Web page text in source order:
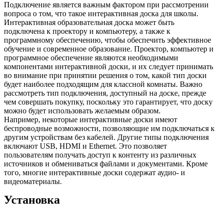
Подключение является важным фактором при рассмотрении
вопроса о том, что такое интерактивная доска для школы.
Интерактивная образовательная доска может быть
подключена к проектору и компьютеру, а также к
программному обеспечению, чтобы обеспечить эффективное
обучение и современное образование. Проектор, компьютер и
программное обеспечение являются необходимыми
компонентами интерактивной доски, и их следует принимать
во внимание при принятии решения о том, какой тип доски
будет наиболее подходящим для классной комнаты. Важно
рассмотреть тип подключения, доступный на доске, прежде
чем совершать покупку, поскольку это гарантирует, что доску
можно будет использовать желаемым образом.
Например, некоторые интерактивные доски имеют
беспроводные возможности, позволяющие им подключаться к
другим устройствам без кабелей. Другие типы подключения
включают USB, HDMI и Ethernet. Это позволяет
пользователям получать доступ к контенту из различных
источников и обмениваться файлами и документами. Кроме
того, многие интерактивные доски содержат аудио- и
видеоматериалы.
Установка